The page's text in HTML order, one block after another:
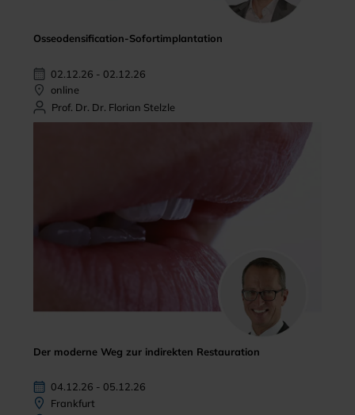
Osseodensification-Sofortimplantation
02.12.26 - 02.12.26
online
Prof. Dr. Dr. Florian Stelzle
Der moderne Weg zur indirekten Restauration
04.12.26 - 05.12.26
Frankfurt